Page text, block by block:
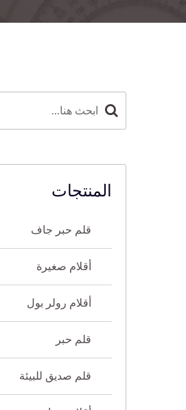
المنتجات
قلم حبر جاف
أقلام صغيرة
أقلام رولر بول
قلم حبر
قلم صديق للبيئة